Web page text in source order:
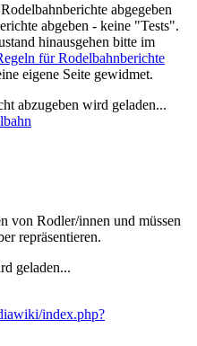
abgegeben
abgeben - keine "Tests".
hinausgehen bitte im
für Rodelbahnberichte
eigene Seite gewidmet.
abzugeben wird geladen...
von Rodler/innen und müssen
repräsentieren.
geladen...
index.php?